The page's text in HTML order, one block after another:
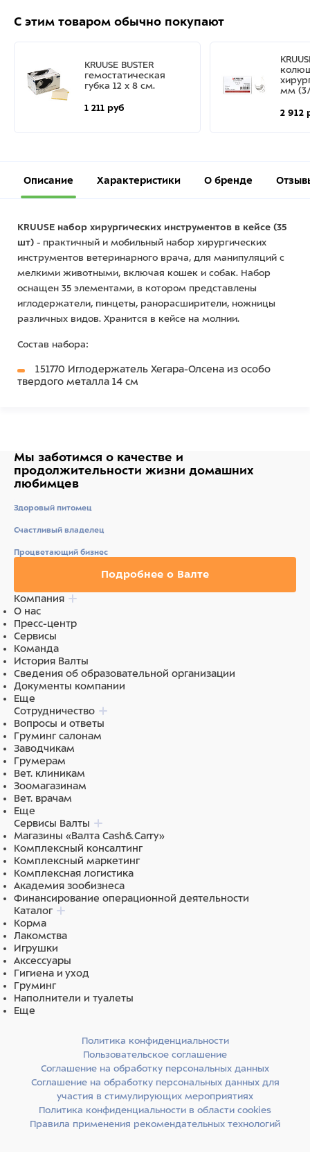
С этим товаром обычно покупают
KRUUSE BUSTER
гемостатическая
губка 12 х 8 см.
1 211 руб
мм (3/
2 912
Описание Характеристики О бренде
KRUUSE набор хирургических инструментов в кейсе (35
шт) - практичный и мобильный набор хирургических
инструментов ветеринарного врача, для манипуляций с
мелкими животными, включая кошек и собак. Набор
оснащен 35 элементами, в котором представлены
иглодержатели, пинцеты, ранорасширители, ножницы
различных видов. Хранится в кейсе на молнии.
Состав набора:
151770 Иглодержатель Хегара-Олсена из особо
твердого металла 14 см
140652 Ранорасширитель 14 см
140803 Кюретажная ложка 17 см
140780 Направляющая из нержавеющей стали,
140750 Двухсторонний зонд 14,5 см
140725 Анатомический пинцет изогнутый 13 см
140730 Осколочный пинцет 11,5 см
140720 Анатомический пинцет прямой 13 см
140710 Хирургический пинцет 13 см
140670 Ранорасширитель Сен-Миллера 16 см
140630 Кишечный жом прямой 23 см
140522 Зажим Эллиса 16 см
131207 Костные кусачки 14 см
131325 Когтерез для собак 11 см
140020 Зажим Москит изогнутый 13 см
140040 Зажим Москит прямой 13 см
140220 Зажим Рочестера прямой 14 см
130447 Ножницы тупоконечные прямые 14 см
см
130430 Ножницы с пуговкой 14 см
130284 Ножницы для ниток 10,5 см
из особо твердого металла, 14 см
130216 Ножницы Купера изогнутые тупо/
остроконечные 16 см
130120 Ножницы Купера изогнутые тупоконечные
14 см
151713 Иглодержатель Майо-Хигера,
вольфрамовое покрытие, 13 см
270630 Глазной зажим Бэбкока
Мы заботимся о качестве и
продолжительности жизни домашних
любимцев
Здоровый питомец
Счастливый владелец
Процветающий бизнес
Подробнее о Валте
Компания
О нас
Пресс-центр
Сервисы
Команда
История Валты
Сведения об образовательной организации
Документы компании
Еще
Сотрудничество
Вопросы и ответы
Груминг салонам
Заводчикам
Грумерам
Вет. клиникам
Зоомагазинам
Вет. врачам
Еще
Сервисы Валты
Магазины «Валта Cash&Carry»
Комплексный консалтинг
Комплексный маркетинг
Комплексная логистика
Академия зообизнеса
Финансирование операционной деятельности
Каталог
Корма
Лакомства
Игрушки
Аксессуары
Гигиена и уход
Груминг
Наполнители и туалеты
Еще
Политика конфиденциальности
Пользовательское соглашение
Соглашение на обработку персональных данных
Соглашение на обработку персональных данных для
участия в стимулирующих мероприятиях
Политика конфиденциальности в области cookies
Правила применения рекомендательных технологий